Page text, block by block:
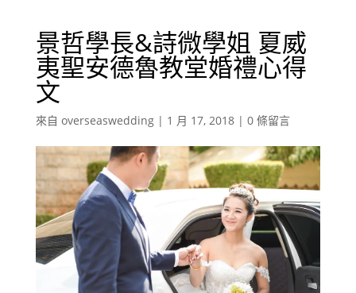
景哲學長&詩微學姐 夏威
夷聖安德魯教堂婚禮心得
文
來自 overseaswedding| 1 月 17, 2018| 0 條留言